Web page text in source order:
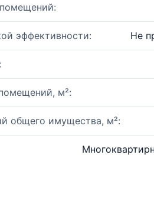
эффективности: Не
м²:
общего имущества, м²: